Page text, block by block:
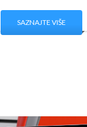
SAZNAJTE VIŠE